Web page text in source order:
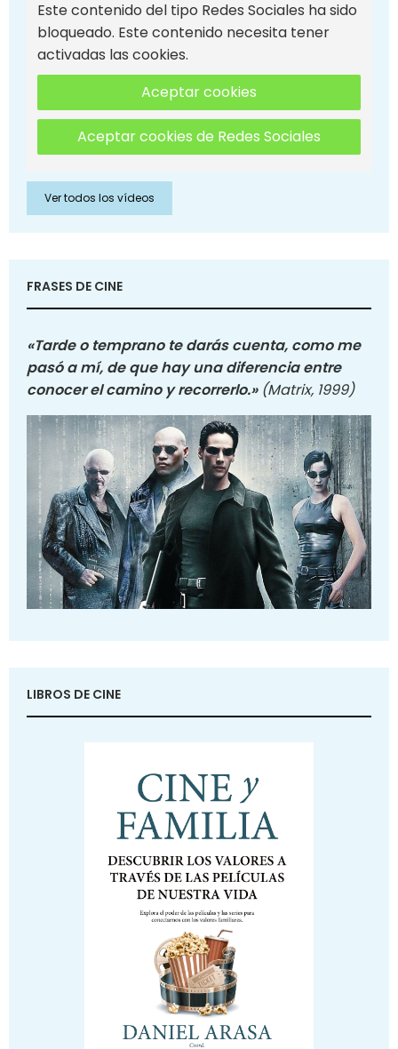
Este contenido del tipo Redes Sociales ha sido
bloqueado. Este contenido necesita tener
activadas las cookies.
Aceptar cookies
Aceptar cookies de Redes Sociales
Ver todos los vídeos
FRASES DE CINE
«Tarde o temprano te darás cuenta, como me
pasó a mí, de que hay una diferencia entre
conocer el camino y recorrerlo.» (Matrix, 1999)
LIBROS DE CINE